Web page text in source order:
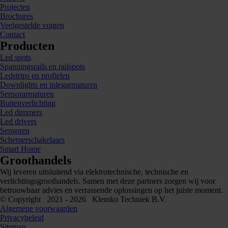
Projecten
Brochures
Veelgestelde vragen
Contact
Producten
Led spots
Spanningsrails en railspots
Ledstrips en profielen
Downlights en inlegarmaturen
Sensorarmaturen
Buitenverlichting
Led dimmers
Led drivers
Sensoren
Schemerschakelaars
Smart Home
Groothandels
Wij leveren uitsluitend via elektrotechnische, technische en
verlichtingsgroothandels. Samen met deze partners zorgen wij voor
betrouwbaar advies en verrassende oplossingen op het juiste moment.
© Copyright 2021 - 2026 Klemko Techniek B.V.
Algemene voorwaarden
Privacybeleid